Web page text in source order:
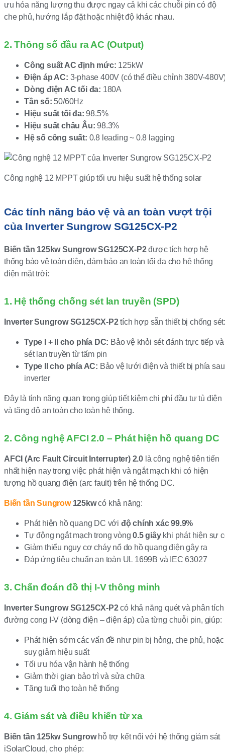
ưu hóa năng lượng thu được ngay cả khi các chuỗi pin có độ
che phủ, hướng lắp đặt hoặc nhiệt độ khác nhau.
2. Thông số đầu ra AC (Output)
Công suất AC định mức: 125kW
Điện áp AC: 3-phase 400V (có thể điều chỉnh 380V-
Dòng điện AC tối đa: 180A
Tần số: 50/60Hz
Hiệu suất tối đa: 98.5%
Hiệu suất châu Âu: 98.3%
Hệ số công suất: 0.8 leading ~ 0.8 lagging
Công nghệ 12 MPPT giúp tối ưu hiệu suất hệ thống solar
Các tính năng bảo vệ và an toàn vượt trội
của Inverter Sungrow SG125CX-P2
Biến tần 125kw Sungrow SG125CX-P2được tích hợp hệ
thống bảo vệ toàn diện, đảm bảo an toàn tối đa cho hệ thống
điện mặt trời:
1. Hệ thống chống sét lan truyền (SPD)
Inverter Sungrow SG125CX-P2tích hợp sẵn thiết bị chống
Type I + II cho phía DC: Bảo vệ khỏi sét đánh trực tiếp và
sét lan truyền từ tấm pin
Type II cho phía AC: Bảo vệ lưới điện và thiết bị phía sau
inverter
Đây là tính năng quan trọng giúp tiết kiệm chi phí đầu tư tủ điện
và tăng độ an toàn cho toàn hệ thống.
2. Công nghệ AFCI 2.0 – Phát hiện hồ quang DC
AFCI (Arc Fault Circuit Interrupter) 2.0 là công nghệ tiên tiến
nhất hiện nay trong việc phát hiện và ngắt mạch khi có hiện
tượng hồ quang điện (arc fault) trên hệ thống DC.
Biến tần Sungrow125kwcó khả năng:
Phát hiện hồ quang DC với độ chính xác 99.9%
Tự động ngắt mạch trong vòng0.5 giâykhi phát hiện sự
Giảm thiểu nguy cơ cháy nổ do hồ quang điện gây ra
Đáp ứng tiêu chuẩn an toàn UL 1699B và IEC 63027
3. Chẩn đoán đồ thị I-V thông minh
Inverter Sungrow SG125CX-P2có khả năng quét và phân tích
đường cong I-V (dòng điện – điện áp) của từng chuỗi pin, giúp:
Phát hiện sớm các vấn đề như pin bị hỏng, che phủ, hoặc
suy giảm hiệu suất
Tối ưu hóa vận hành hệ thống
Giảm thời gian bảo trì và sửa chữa
Tăng tuổi thọ toàn hệ thống
4. Giám sát và điều khiển từ xa
Biến tần 125kw Sungrowhỗ trợ kết nối với hệ thống giám sát
iSolarCloud, cho phép: